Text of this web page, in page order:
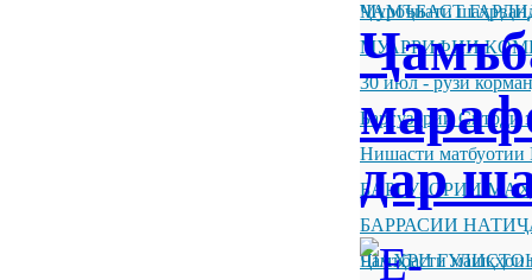
ҶАМЪБАСТ
Муроҷиати
МУАРРИФИИ
30 июл - рӯзи
Баргузории Ситоди
Нишасти матбуотии
БАРГУЗОРИИ
БАРРАСИИ
ШАҲРИ
Ҷамъбасти машқҳои
дар